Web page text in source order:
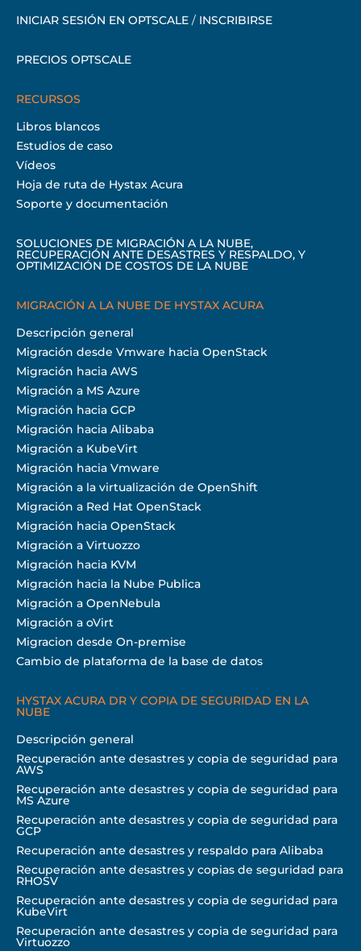
INICIAR SESIÓN EN OPTSCALE / INSCRIBIRSE
PRECIOS OPTSCALE
RECURSOS
Libros blancos
Estudios de caso
Vídeos
Hoja de ruta de Hystax Acura
Soporte y documentación
SOLUCIONES DE MIGRACIÓN A LA NUBE,
RECUPERACIÓN ANTE DESASTRES Y RESPALDO, Y
OPTIMIZACIÓN DE COSTOS DE LA NUBE
MIGRACIÓN A LA NUBE DE HYSTAX ACURA
Descripción general
Migración desde Vmware hacia OpenStack
Migración hacia AWS
Migración a MS Azure
Migración hacia GCP
Migración hacia Alibaba
Migración a KubeVirt
Migración hacia Vmware
Migración a la virtualización de OpenShift
Migración a Red Hat OpenStack
Migración hacia OpenStack
Migración a Virtuozzo
Migración hacia KVM
Migración hacia la Nube Publica
Migración a OpenNebula
Migración a oVirt
Migracion desde On-premise
Cambio de plataforma de la base de datos
HYSTAX ACURA DR Y COPIA DE SEGURIDAD EN LA
NUBE
Descripción general
Recuperación ante desastres y copia de seguridad para
AWS
Recuperación ante desastres y copia de seguridad para
MS Azure
Recuperación ante desastres y copia de seguridad para
GCP
Recuperación ante desastres y respaldo para Alibaba
Recuperación ante desastres y copias de seguridad para
RHOSV
Recuperación ante desastres y copia de seguridad para
KubeVirt
Recuperación ante desastres y copia de seguridad para
Virtuozzo